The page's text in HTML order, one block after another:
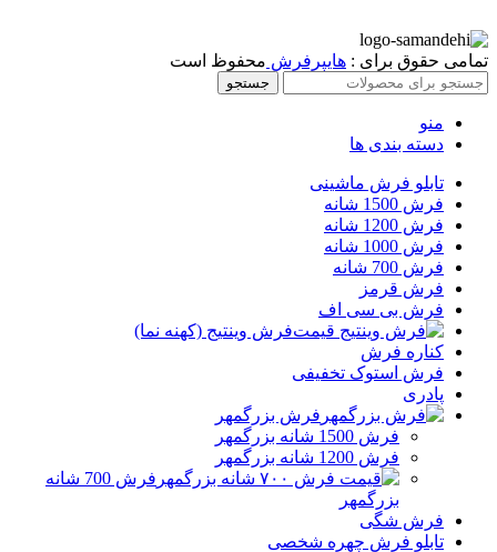
تمامی حقوق برای : هایپرفرش محفوظ است
جستجو
منو
دسته بندی ها
تابلو فرش ماشینی
فرش 1500 شانه
فرش 1200 شانه
فرش 1000 شانه
فرش 700 شانه
فرش قرمز
فرش بی سی اف
فرش وینتیج (کهنه نما)
کناره فرش
فرش استوک تخفیفی
پادری
فرش بزرگمهر
فرش 1500 شانه بزرگمهر
فرش 1200 شانه بزرگمهر
فرش 700 شانه
بزرگمهر
فرش شگی
تابلو فرش چهره شخصی